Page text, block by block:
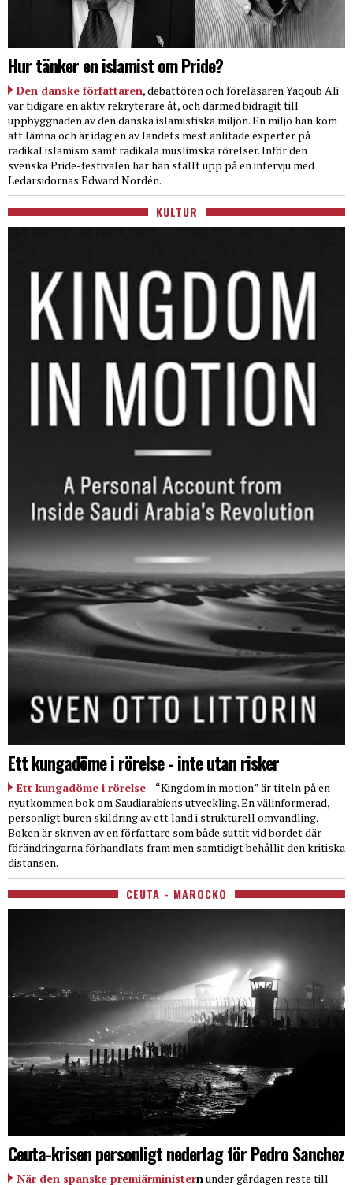
Hur tänker en islamist om Pride?
Den danske författaren, debattören och föreläsaren Yaqoub Ali
var tidigare en aktiv rekryterare åt, och därmed bidragit till
uppbyggnaden av den danska islamistiska miljön. En miljö han kom
att lämna och är idag en av landets mest anlitade experter på
radikal islamism samt radikala muslimska rörelser. Inför den
svenska Pride-festivalen har han ställt upp på en intervju med
Ledarsidornas Edward Nordén.
KULTUR
Ett kungadöme i rörelse - inte utan risker
Ett kungadöme i rörelse– “Kingdom in motion” är titeln på en
nyutkommen bok om Saudiarabiens utveckling. En välinformerad,
personligt buren skildring av ett land i strukturell omvandling.
Boken är skriven av en författare som både suttit vid bordet där
förändringarna förhandlats fram men samtidigt behållit den kritiska
distansen.
CEUTA - MAROCKO
Ceuta-krisen personligt nederlag för Pedro Sanchez
När den spanske premiärministern under gårdagen reste till